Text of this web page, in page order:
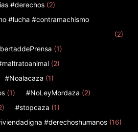
#derechos (2)
#lucha #contramachismo
(2)
(1)
(2)
#Noalacaza (1)
(1) #NoLeyMordaza (2)
#stopcaza (1)
#derechoshumanos (16)